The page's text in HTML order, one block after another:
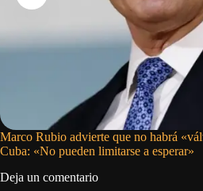
Marco Rubio advierte que no habrá
Cuba: «No pueden limitarse a esperar»
Deja un comentario